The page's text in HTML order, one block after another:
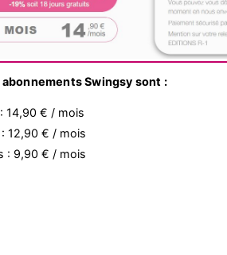
abonnements Swingsy sont :
14,90 € / mois
12,90 € / mois
: 9,90 € / mois